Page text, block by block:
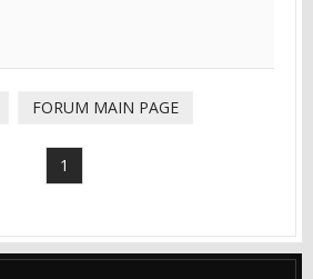
FORUM MAIN PAGE
1